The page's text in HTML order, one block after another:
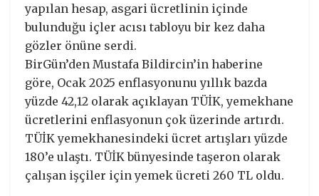
yapılan hesap, asgari ücretlinin içinde
bulunduğu içler acısı tabloyu bir kez daha
gözler önüne serdi.
BirGün’den Mustafa Bildircin’in haberine
göre, Ocak 2025 enflasyonunu yıllık bazda
yüzde 42,12 olarak açıklayan TÜİK, yemekhane
ücretlerini enflasyonun çok üzerinde artırdı.
TÜİK yemekhanesindeki ücret artışları yüzde
180’e ulaştı. TÜİK bünyesinde taşeron olarak
çalışan işçiler için yemek ücreti 260 TL oldu.